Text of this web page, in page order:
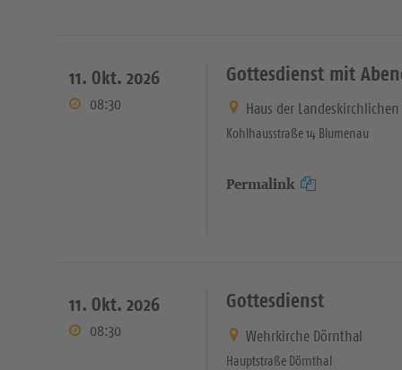
11. Okt. 2026
08:30
Gottesdienst mit
Haus der
Kohlhausstraße 14 Blumenau
Permalink
11. Okt. 2026
08:30
Gottesdienst
Wehrkirche Dörnthal
Hauptstraße Dörnthal